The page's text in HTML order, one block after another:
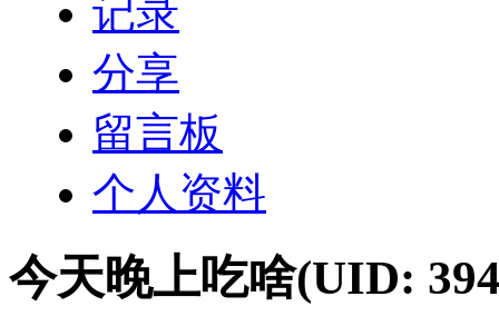
记录
分享
留言板
个人资料
今天晚上吃啥(UID: